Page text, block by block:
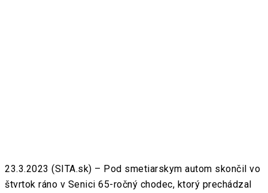
23.3.2023 (SITA.sk) – Pod smetiarskym autom skončil vo
štvrtok ráno v Senici 65-ročný chodec, ktorý prechádzal